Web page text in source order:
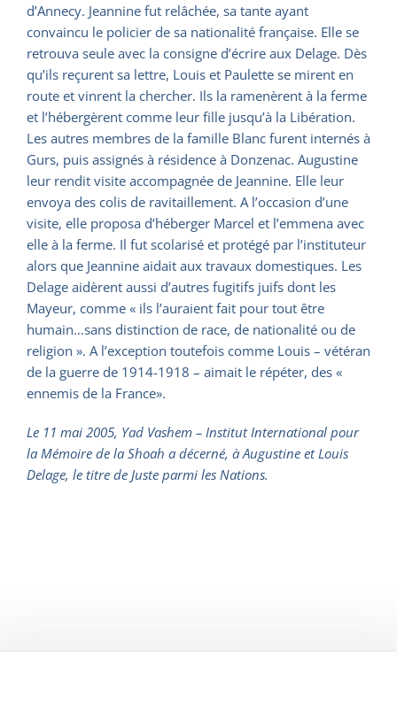
d’Annecy. Jeannine fut relâchée, sa tante ayant
convaincu le policier de sa nationalité française. Elle se
retrouva seule avec la consigne d’écrire aux Delage. Dès
qu’ils reçurent sa lettre, Louis et Paulette se mirent en
route et vinrent la chercher. Ils la ramenèrent à la ferme
et l’hébergèrent comme leur fille jusqu’à la Libération.
Les autres membres de la famille Blanc furent internés à
Gurs, puis assignés à résidence à Donzenac. Augustine
leur rendit visite accompagnée de Jeannine. Elle leur
envoya des colis de ravitaillement. A l’occasion d’une
visite, elle proposa d’héberger Marcel et l’emmena avec
elle à la ferme. Il fut scolarisé et protégé par l’instituteur
alors que Jeannine aidait aux travaux domestiques. Les
Delage aidèrent aussi d’autres fugitifs juifs dont les
Mayeur, comme « ils l’auraient fait pour tout être
humain…sans distinction de race, de nationalité ou de
religion ». A l’exception toutefois comme Louis – vétéran
de la guerre de 1914-1918 – aimait le répéter, des «
ennemis de la France».
Le 11 mai 2005, Yad Vashem – Institut International pour
la Mémoire de la Shoah a décerné, à Augustine et Louis
Delage, le titre de Juste parmi les Nations.